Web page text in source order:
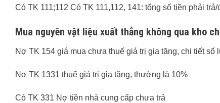
Có TK 111;112 Có TK 111,112, 141: tổng số tiền phải
Mua nguyên vật liệu xuất thẳng không qua kho
Nợ TK 154 giá mua chưa thuế giá trị gia tăng, chi tiết
Nợ TK 1331 thuế giá trị gia tăng, thường là 10%
Có TK 331 Nợ tiền nhà cung cấp chưa trả